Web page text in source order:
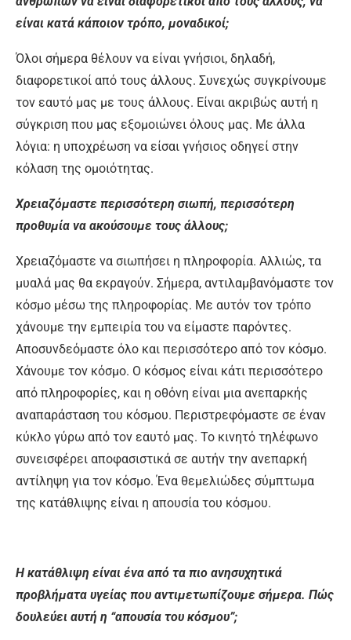
είναι κατά κάποιον τρόπο, μοναδικοί;
Όλοι σήμερα θέλουν να είναι γνήσιοι, δηλαδή,
διαφορετικοί από τους άλλους. Συνεχώς συγκρίνουμε
τον εαυτό μας με τους άλλους. Είναι ακριβώς αυτή η
σύγκριση που μας εξομοιώνει όλους μας. Με άλλα
λόγια: η υποχρέωση να είσαι γνήσιος οδηγεί στην
κόλαση της ομοιότητας.
Χρειαζόμαστε περισσότερη σιωπή, περισσότερη
προθυμία να ακούσουμε τους άλλους;
Χρειαζόμαστε να σιωπήσει η πληροφορία. Αλλιώς, τα
μυαλά μας θα εκραγούν. Σήμερα, αντιλαμβανόμαστε τον
κόσμο μέσω της πληροφορίας. Με αυτόν τον τρόπο
χάνουμε την εμπειρία του να είμαστε παρόντες.
Αποσυνδεόμαστε όλο και περισσότερο από τον κόσμο.
Χάνουμε τον κόσμο. Ο κόσμος είναι κάτι περισσότερο
από πληροφορίες, και η οθόνη είναι μια ανεπαρκής
αναπαράσταση του κόσμου. Περιστρεφόμαστε σε έναν
κύκλο γύρω από τον εαυτό μας. Το κινητό τηλέφωνο
συνεισφέρει αποφασιστικά σε αυτήν την ανεπαρκή
αντίληψη για τον κόσμο. Ένα θεμελιώδες σύμπτωμα
της κατάθλιψης είναι η απουσία του κόσμου.
Η κατάθλιψη είναι ένα από τα πιο ανησυχητικά
προβλήματα υγείας που αντιμετωπίζουμε σήμερα. Πώς
δουλεύει αυτή η “απουσία του κόσμου”;